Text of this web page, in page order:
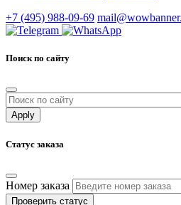
+7 (495) 988-09-69
Поиск по сайту
Статус заказа
Номер заказа
Проверить статус